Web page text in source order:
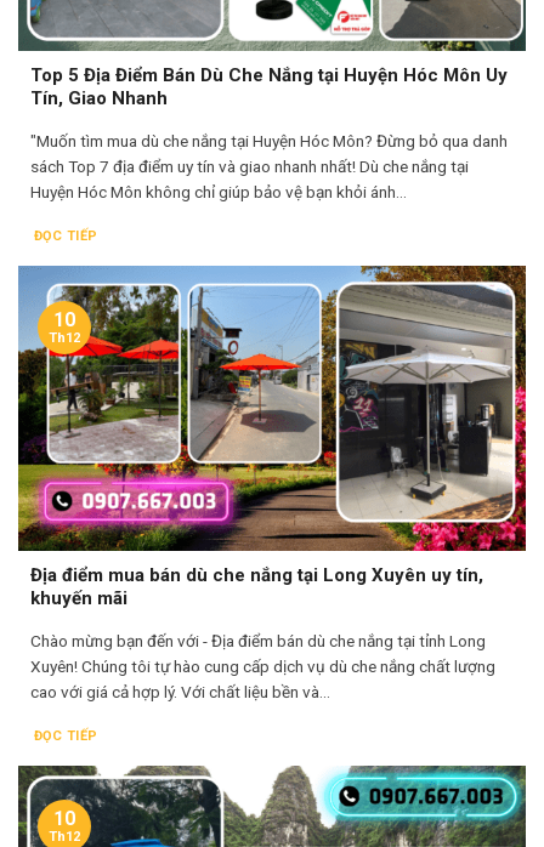
Top 5 Địa Điểm Bán Dù Che Nắng tại Huyện Hóc Môn Uy
Tín, Giao Nhanh
"Muốn tìm mua dù che nắng tại Huyện Hóc Môn? Đừng bỏ qua danh
sách Top 7 địa điểm uy tín và giao nhanh nhất! Dù che nắng tại
Huyện Hóc Môn không chỉ giúp bảo vệ bạn khỏi ánh...
ĐỌC TIẾP
Địa điểm mua bán dù che nắng tại Long Xuyên uy tín,
khuyến mãi
Chào mừng bạn đến với - Địa điểm bán dù che nắng tại tỉnh Long
Xuyên! Chúng tôi tự hào cung cấp dịch vụ dù che nắng chất lượng
cao với giá cả hợp lý. Với chất liệu bền và...
ĐỌC TIẾP
10
Th12
10
Th12